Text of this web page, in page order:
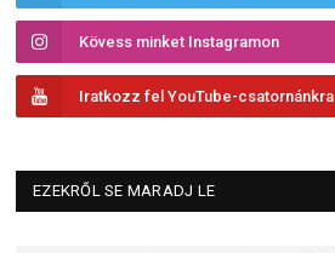
Kövess minket Instagramon
Iratkozz fel YouTube-csatornánkra
EZEKRŐL SE MARADJ LE